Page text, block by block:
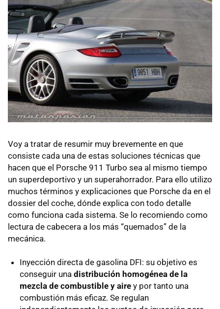
Voy a tratar de resumir muy brevemente en que
consiste cada una de estas soluciones técnicas que
hacen que el Porsche 911 Turbo sea al mismo tiempo
un superdeportivo y un superahorrador. Para ello utilizo
muchos términos y explicaciones que Porsche da en el
dossier del coche, dónde explica con todo detalle
como funciona cada sistema. Se lo recomiendo como
lectura de cabecera a los más “quemados” de la
mecánica.
Inyección directa de gasolina DFI: su objetivo es
conseguir una distribución homogénea de la
mezcla de combustible y aire y por tanto una
combustión más eficaz. Se regulan